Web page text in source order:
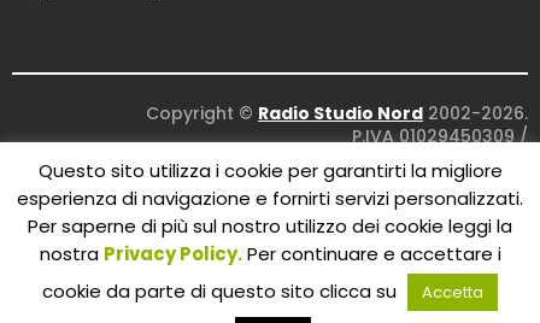
Copyright © Radio Studio Nord 2002-2026.
P.IVA 01029450309 /
Concept and design:Five Studio
Maintenance:Clyco SRL. All Rights Reserved.
Questo sito utilizza i cookie per garantirti la migliore
esperienza di navigazione e fornirti servizi personalizzati.
Per saperne di più sul nostro utilizzo dei cookie leggi la
nostra Privacy Policy.Per continuare e accettare i
cookie da parte di questo sito clicca su
Accetta